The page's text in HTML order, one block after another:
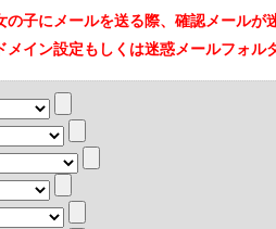
子にメールを送る際、確認メールが
メイン設定もしくは迷惑メールフォル